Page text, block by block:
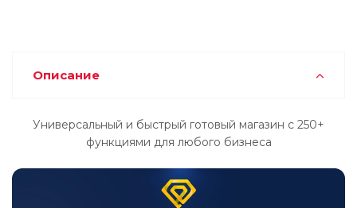
Описание
Универсальный и быстрый готовый магазин с 250+
функциями для любого бизнеса